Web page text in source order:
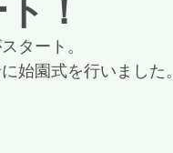
！
タート。
始園式を行いました。